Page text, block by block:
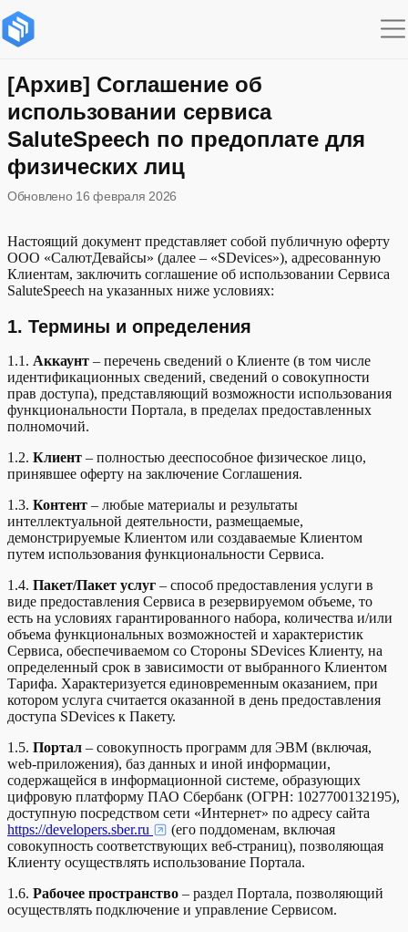
1. Термины и определения
2. Предмет Соглашения
3. Порядок заключения Соглашения и предоставления
доступа к Сервису
5. Права и обязанности Сторон
6. Интеллектуальная собственность
7. Изменение и прекращение Соглашения
8. Заверения и гарантии Сторон
9. Отказ от гарантий
10. Ответственность. Ограничение ответственности
12. Применимое право и разрешение споров
14. Прочие положения
[Архив] Соглашение об
использовании сервиса
SaluteSpeech по предоплате для
физических лиц
Обновлено 16 февраля 2026
Настоящий документ представляет собой публичную оферту
ООО «СалютДевайсы» (далее – «SDevices»), адресованную
Клиентам, заключить соглашение об использовании Сервиса
SaluteSpeech на указанных ниже условиях:
1. Термины и определения
1.1. Аккаунт – перечень сведений о Клиенте (в том числе
идентификационных сведений, сведений о совокупности
прав доступа), представляющий возможности использования
функциональности Портала, в пределах предоставленных
полномочий.
1.2. Клиент – полностью дееспособное физическое лицо,
принявшее оферту на заключение Соглашения.
1.3. Контент – любые материалы и результаты
интеллектуальной деятельности, размещаемые,
демонстрируемые Клиентом или создаваемые Клиентом
путем использования функциональности Сервиса.
1.4. Пакет/Пакет услуг – способ предоставления услуги в
виде предоставления Сервиса в резервируемом объеме, то
есть на условиях гарантированного набора, количества и/или
объема функциональных возможностей и характеристик
Сервиса, обеспечиваемом со Стороны SDevices Клиенту, на
определенный срок в зависимости от выбранного Клиентом
Тарифа. Характеризуется единовременным оказанием, при
котором услуга считается оказанной в день предоставления
доступа SDevices к Пакету.
1.5. Портал – совокупность программ для ЭВМ (включая,
web-приложения), баз данных и иной информации,
содержащейся в информационной системе, образующих
цифровую платформу ПАО Сбербанк (ОГРН: 1027700132195),
доступную посредством сети «Интернет» по адресу сайта
https://developers.sber.ru
(его поддоменам, включая
совокупность соответствующих веб-страниц), позволяющая
Клиенту осуществлять использование Портала.
1.6. Рабочее пространство – раздел Портала, позволяющий
осуществлять подключение и управление Сервисом.